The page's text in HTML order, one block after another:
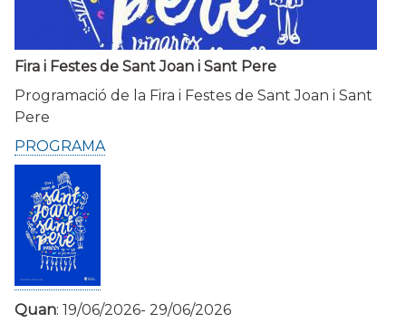
Fira i Festes de Sant Joan i Sant Pere
Programació de la Fira i Festes de Sant Joan i Sant
Pere
PROGRAMA
Quan: 19/06/2026- 29/06/2026